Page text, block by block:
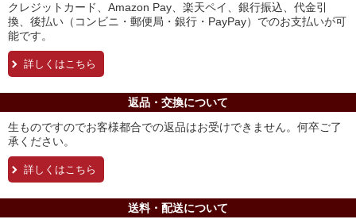
クレジットカード、Amazon Pay、楽天ペイ、銀行振込、代金引
換、後払い（コンビニ・郵便局・銀行・PayPay）でのお支払いが可
能です。
詳しくはこちら
返品・交換について
生ものですのでお客様都合での返品はお受けできません。何卒ご了
承ください。
詳しくはこちら
送料・配送について